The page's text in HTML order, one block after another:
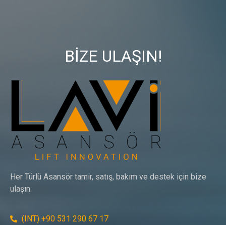
BİZE ULAŞIN!
Her Türlü Asansör tamir, satış, bakım ve destek için bize
ulaşın.
(INT) +90 531 290 67 17